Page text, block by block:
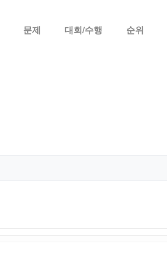
문제 대회/수행 순위